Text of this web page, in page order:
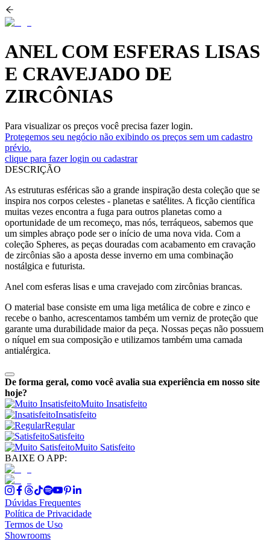
ANEL COM ESFERAS LISAS
E CRAVEJADO DE
ZIRCÔNIAS
Para visualizar os preços você precisa fazer login.
Protegemos seu negócio não exibindo os preços sem um cadastro
prévio.
clique para fazer login ou cadastrar
DESCRIÇÃO
As estruturas esféricas são a grande inspiração desta coleção que se
inspira nos corpos celestes - planetas e satélites. A ficção científica
muitas vezes encontra a fuga para outros planetas como a
oportunidade de um recomeço, mas nós, terráqueos, sabemos que
um simples abraço pode ser o início de uma nova vida. Com a
coleção Spheres, as peças douradas com acabamento em cravação
de zircônias são a aposta desse inverno em uma combinação
nostálgica e futurista.
Anel com esferas lisas e uma cravejado com zircônias brancas.
O material base consiste em uma liga metálica de cobre e zinco e
recebe o banho, acrescentamos também um verniz de proteção que
garante uma durabilidade maior da peça. Nossas peças não possuem
o níquel em sua composição e utilizamos também uma camada
antialérgica.
De forma geral, como você avalia sua experiência em nosso site
hoje?
Muito Insatisfeito
Insatisfeito
Regular
Satisfeito
Muito Satisfeito
BAIXE O APP:
Dúvidas Frequentes
Política de Privacidade
Termos de Uso
Showrooms